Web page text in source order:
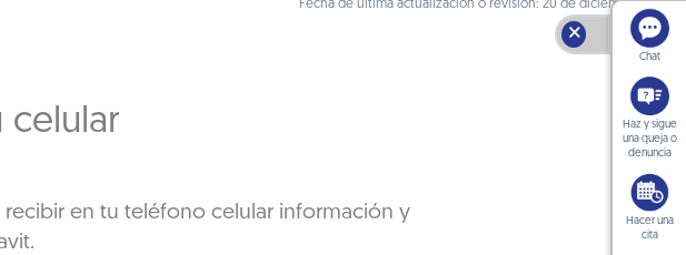
Fecha de última actualización o revisión: 20 de diciembre 2019
celular
recibir en tu teléfono celular información y
🗙
Chat
Haz y sigue
una queja o
denuncia
Hacer una
cita